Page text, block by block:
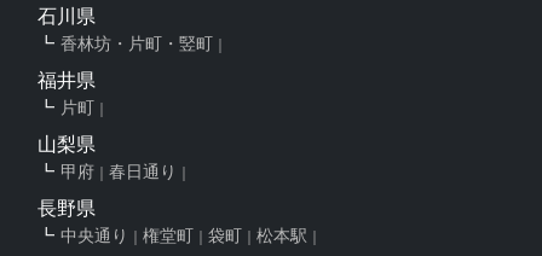
石川県
香林坊・片町・竪町
福井県
片町
山梨県
甲府 春日通り
長野県
中央通り 権堂町 袋町 松本駅